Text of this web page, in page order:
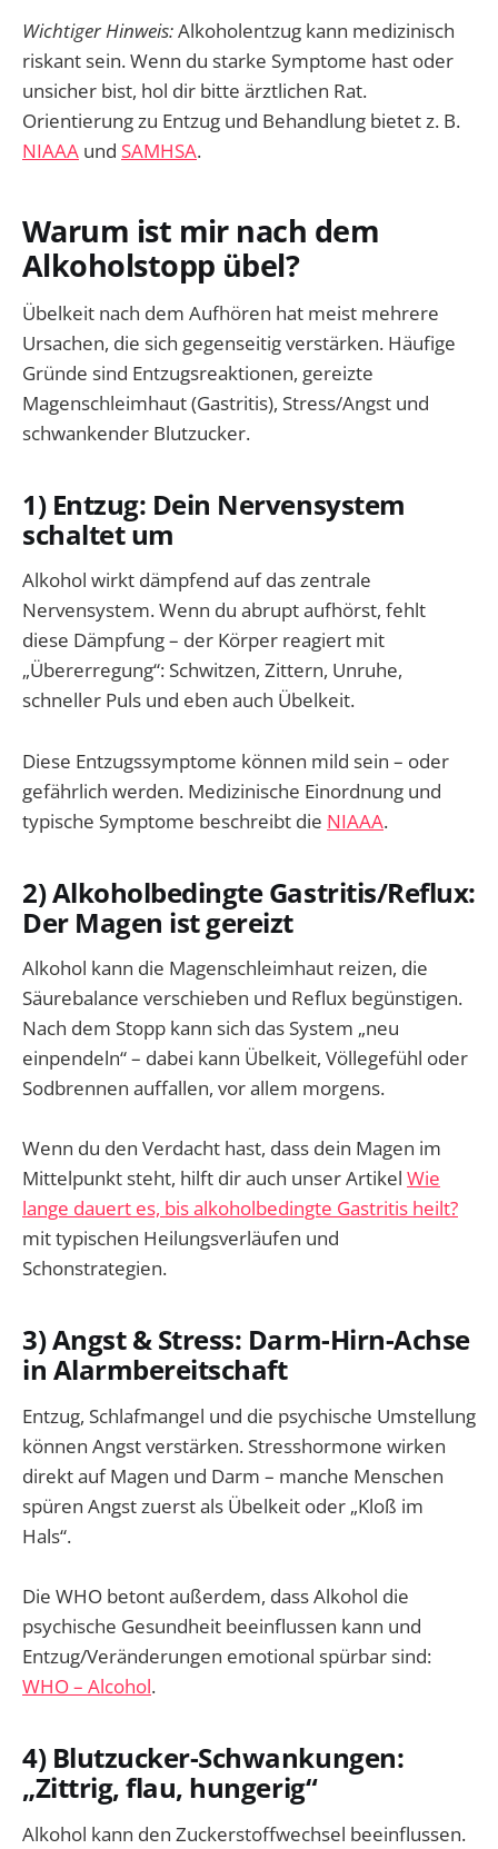
Wichtiger Hinweis:Alkoholentzug kann medizinisch
riskant sein. Wenn du starke Symptome hast oder
unsicher bist, hol dir bitte ärztlichen Rat.
Orientierung zu Entzug und Behandlung bietet z. B.
NIAAA und SAMHSA.
Warum ist mir nach dem
Alkoholstopp übel?
Übelkeit nach dem Aufhören hat meist mehrere
Ursachen, die sich gegenseitig verstärken. Häufige
Gründe sind Entzugsreaktionen, gereizte
Magenschleimhaut (Gastritis), Stress/Angst und
schwankender Blutzucker.
1) Entzug: Dein Nervensystem
schaltet um
Alkohol wirkt dämpfend auf das zentrale
Nervensystem. Wenn du abrupt aufhörst, fehlt
diese Dämpfung – der Körper reagiert mit
„Übererregung“: Schwitzen, Zittern, Unruhe,
schneller Puls und eben auch Übelkeit.
Diese Entzugssymptome können mild sein – oder
gefährlich werden. Medizinische Einordnung und
typische Symptome beschreibt die NIAAA.
2) Alkoholbedingte Gastritis/Reflux:
Der Magen ist gereizt
Alkohol kann die Magenschleimhaut reizen, die
Säurebalance verschieben und Reflux begünstigen.
Nach dem Stopp kann sich das System „neu
einpendeln“ – dabei kann Übelkeit, Völlegefühl oder
Sodbrennen auffallen, vor allem morgens.
Wenn du den Verdacht hast, dass dein Magen im
Mittelpunkt steht, hilft dir auch unser Artikel Wie
lange dauert es, bis alkoholbedingte Gastritis heilt?
mit typischen Heilungsverläufen und
Schonstrategien.
3) Angst & Stress: Darm-Hirn-Achse
in Alarmbereitschaft
Entzug, Schlafmangel und die psychische Umstellung
können Angst verstärken. Stresshormone wirken
direkt auf Magen und Darm – manche Menschen
spüren Angst zuerst als Übelkeit oder „Kloß im
Hals“.
Die WHO betont außerdem, dass Alkohol die
psychische Gesundheit beeinflussen kann und
Entzug/Veränderungen emotional spürbar sind:
WHO – Alcohol.
4) Blutzucker-Schwankungen:
„Zittrig, flau, hungerig“
Alkohol kann den Zuckerstoffwechsel beeinflussen.